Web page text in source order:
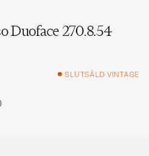
Duoface 270.8.54
SLUTSÅLD VINTAGE